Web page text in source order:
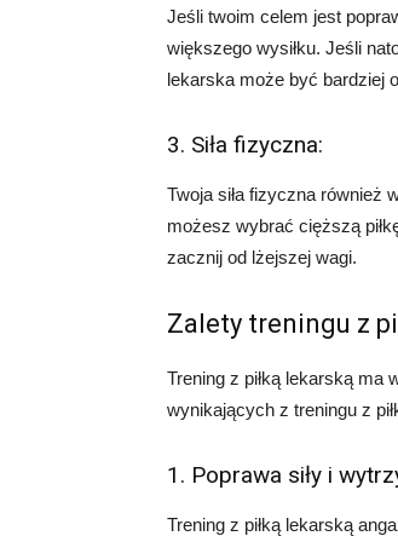
Jeśli twoim celem jest
większego wysiłku. Jeśli
lekarska może być bardziej
3. Siła fizyczna:
Twoja siła fizyczna również
możesz wybrać cięższą
zacznij od lżejszej wagi.
Zalety treningu z
Trening z piłką lekarską ma
wynikających z treningu z
1. Poprawa siły i
Trening z piłką lekarską